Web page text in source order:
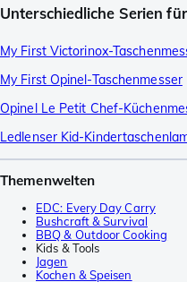
Unterschiedliche Serien
My First Victorinox-
My First Opinel-Taschenmesser
Opinel Le Petit Chef-
Ledlenser Kid-
Themenwelten
EDC: Every Day Carry
Bushcraft & Survival
BBQ & Outdoor Cooking
Kids & Tools
Jagen
Kochen & Speisen